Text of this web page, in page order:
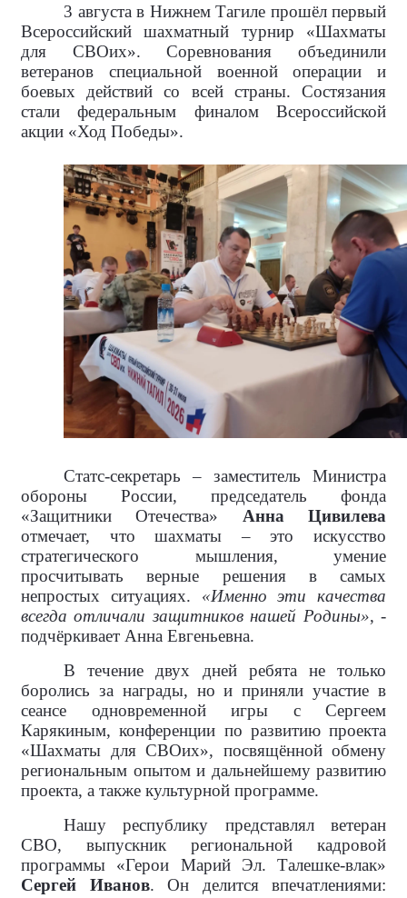
3 августа в Нижнем Тагиле прошёл первый
Всероссийский шахматный турнир «Шахматы
для СВОих». Соревнования объединили
ветеранов специальной военной операции и
боевых действий со всей страны. Состязания
стали федеральным финалом Всероссийской
акции «Ход Победы».
Статс-секретарь – заместитель Министра
обороны России, председатель фонда
«Защитники Отечества» Анна Цивилева
отмечает, что шахматы – это искусство
стратегического мышления, умение
просчитывать верные решения в самых
непростых ситуациях. «Именно эти качества
всегда отличали защитников нашей Родины», -
подчёркивает Анна Евгеньевна.
В течение двух дней ребята не только
боролись за награды, но и приняли участие в
сеансе одновременной игры с Сергеем
Карякиным, конференции по развитию проекта
«Шахматы для СВОих», посвящённой обмену
региональным опытом и дальнейшему развитию
проекта, а также культурной программе.
Нашу республику представлял ветеран
СВО, выпускник региональной кадровой
программы «Герои Марий Эл. Талешке-влак»
Сергей Иванов. Он делится впечатлениями: